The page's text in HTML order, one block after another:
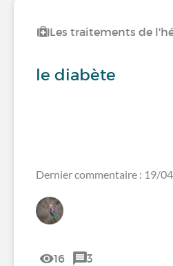
Les traitements de
le diabète
Dernier commentaire : 19/
16 3